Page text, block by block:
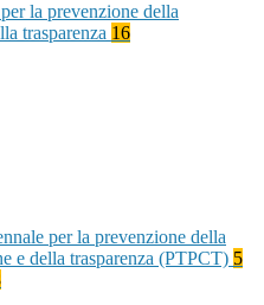
la prevenzione della
trasparenza 16
per la prevenzione della
e della trasparenza (PTPCT) 5